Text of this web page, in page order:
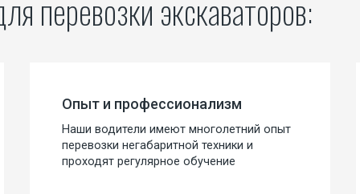
перевозки экскаваторов:
Опыт и профессионализм
Наши водители имеют многолетний опыт
перевозки негабаритной техники и
проходят регулярное обучение